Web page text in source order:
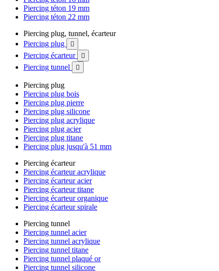
Piercing téton 19 mm
Piercing téton 22 mm
Piercing plug, tunnel, écarteur
Piercing plug

Piercing écarteur 
Piercing tunnel 
Piercing plug
Piercing plug bois
Piercing plug pierre
Piercing plug silicone
Piercing plug acrylique
Piercing plug acier
Piercing plug titane
Piercing plug jusqu'à 51 mm
Piercing écarteur
Piercing écarteur acrylique
Piercing écarteur acier
Piercing écarteur titane
Piercing écarteur organique
Piercing écarteur spirale
Piercing tunnel
Piercing tunnel acier
Piercing tunnel acrylique
Piercing tunnel titane
Piercing tunnel plaqué or
Piercing tunnel silicone